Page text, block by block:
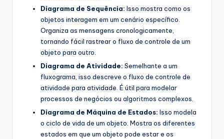
Diagrama de Sequência: Isso mostra como os
objetos interagem em um cenário específico.
Organiza as mensagens cronologicamente,
tornando fácil rastrear o fluxo de controle de um
objeto para outro.
Diagrama de Atividade: Semelhante a um
fluxograma, isso descreve o fluxo de controle de
atividade para atividade. É útil para modelar
processos de negócios ou algoritmos complexos.
Diagrama de Máquina de Estados: Isso modela
o ciclo de vida de um objeto. Mostra os diferentes
estados em que um objeto pode estar e os